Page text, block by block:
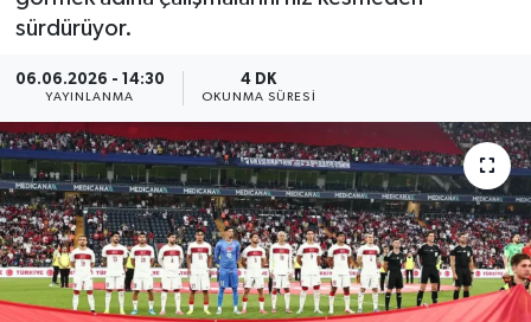
sürdürüyor.
06.06.2026 - 14:30
YAYINLANMA
4 DK
OKUNMA SÜRESI
Dünya
Resmi Reklamlar